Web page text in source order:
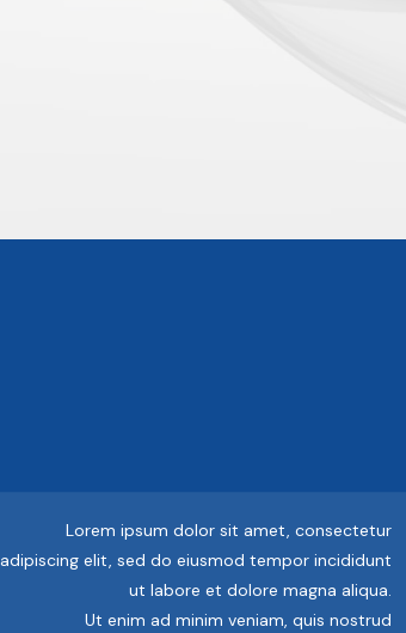
Lorem ipsum dolor sit amet, consectetur
adipiscing elit, sed do eiusmod tempor incididunt
ut labore et dolore magna aliqua.
Ut enim ad minim veniam, quis nostrud